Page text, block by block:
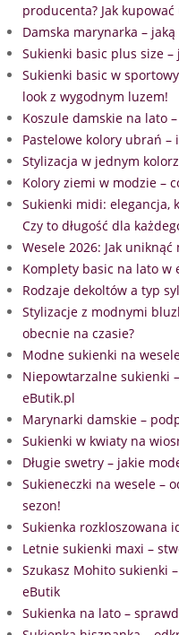
producenta? Jak
Damska marynarka –
Sukienki basic plus size
Sukienki basic w
look z wygodnym luzem!
Koszule damskie na lato
Pastelowe kolory ubrań –
Stylizacja w jednym
Kolory ziemi w modzie –
Sukienki midi: elegancja,
Czy to długość dla
Wesele 2026: Jak
Komplety basic na lato w
Rodzaje dekoltów a typ
Stylizacje z modnymi
obecnie na czasie?
Modne sukienki na
Niepowtarzalne sukienki
eButik.pl
Marynarki damskie –
Sukienki w kwiaty na
Długie swetry – jakie
Sukieneczki na wesele –
sezon!
Sukienka rozkloszowana
Letnie sukienki maxi –
Szukasz Mohito sukienki
eButik
Sukienka na lato –